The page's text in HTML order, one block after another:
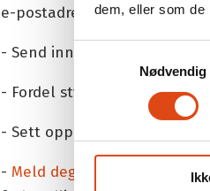
dem, eller som de
Nødvendig
e-postadresse.
- Send inn en oversikt over
- Fordel styrearbeidet mest
- Sett opp forslag til
-Meld deg på kurs!
Ta